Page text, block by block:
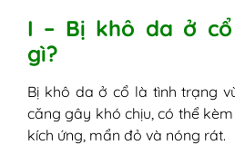
I – Bị khô da ở
gì?
Bị khô da ở cổ là tình trạng
căng gây khó chịu, có thể
kích ứng, mẩn đỏ và nóng rát.